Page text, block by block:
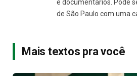
e documentários. Pode
de São Paulo com uma
Mais textos pra você